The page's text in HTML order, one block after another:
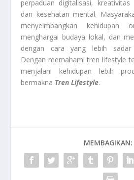
perpaduan digitalisasi,
dan kesehatan mental.
menyeimbangkan kehidupan
menghargai budaya lokal, dan
dengan cara yang lebih sadar
Dengan memahami tren lifestyle
menjalani kehidupan lebih
bermakna Tren Lifestyle.
MEMBAGIKAN: